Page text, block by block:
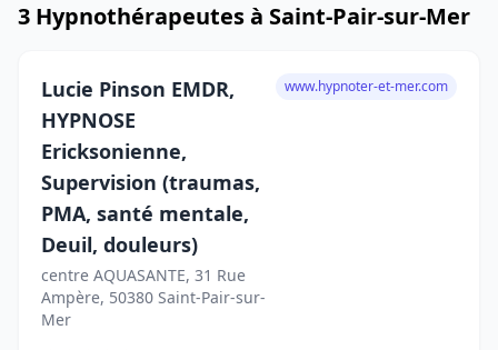
3 Hypnothérapeutes à Saint-Pair-sur-Mer
Lucie Pinson EMDR,
HYPNOSE
Ericksonienne,
Supervision (traumas,
PMA, santé mentale,
Deuil, douleurs)
centre AQUASANTE, 31 Rue
Ampère, 50380 Saint-Pair-sur-
Mer
www.hypnoter-et-mer.com